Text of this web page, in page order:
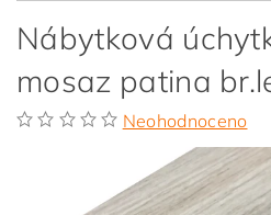
Nábytková
mosaz patina
Neohodnoceno